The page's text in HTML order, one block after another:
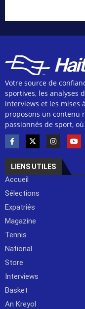
Votre source de
sportives, les analyses
interviews et les mises
proposons un contenu
passionnés de sport,
LIENS UTILES
Accueil
Sélections
Expatriés
Magazine
Tennis
National
Store
Interviews
Basket
An Kreyol